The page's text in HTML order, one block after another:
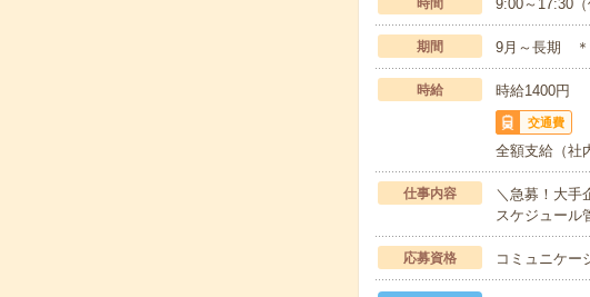
時間 9:00～17:30（
期間 9月～長期 ＊
時給 時給1400円
交通費
全額支給（社
仕事内容
＼急募！大手
スケジュール
応募資格 コミュニケー